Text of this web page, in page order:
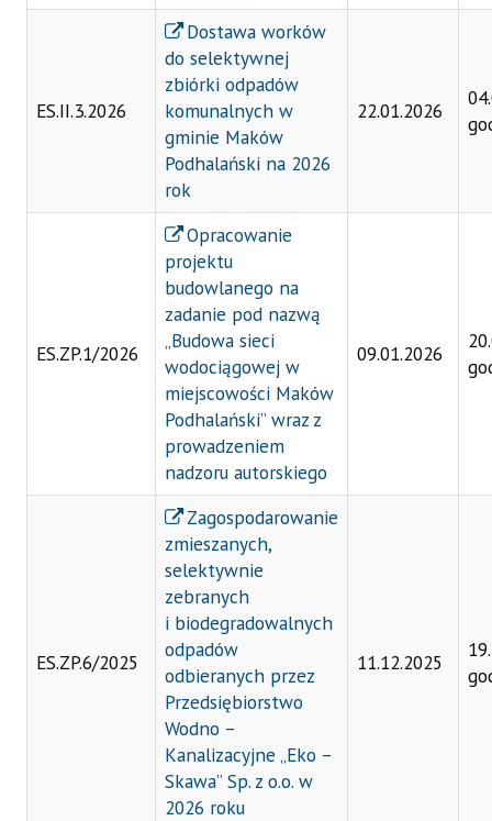
ES.II.3.2026
Dostawa worków
do selektywnej
zbiórki odpadów
komunalnych w
gminie Maków
Podhalański na 2026
rok
22.01.2026
ES.ZP.1/2026
Opracowanie
projektu
budowlanego na
zadanie pod nazwą
„Budowa sieci
wodociągowej w
miejscowości Maków
Podhalański” wraz z
prowadzeniem
nadzoru autorskiego
09.01.2026
ES.ZP.6/2025
Zagospodarowanie
zmieszanych,
selektywnie
zebranych
i biodegradowalnych
odpadów
odbieranych przez
Przedsiębiorstwo
Wodno –
Kanalizacyjne „Eko –
Skawa” Sp. z o.o. w
2026 roku
11.12.2025